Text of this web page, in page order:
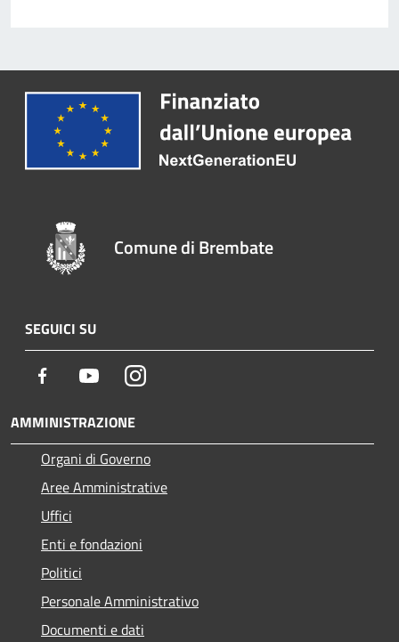
Comune di Brembate
SEGUICI SU
Facebook YoutubeInstagram
AMMINISTRAZIONE
Organi di Governo
Aree Amministrative
Uffici
Enti e fondazioni
Politici
Personale Amministrativo
Documenti e dati